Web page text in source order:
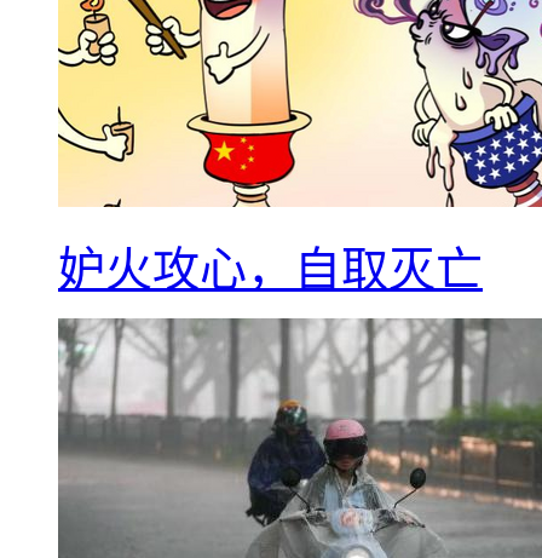
妒火攻心，自取灭亡